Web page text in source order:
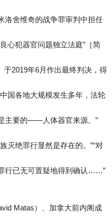
洛舍维奇的战争罪审判中担任
心犯器官问题独立法庭”［简
于2019年6月作出最终判决，得
国各地大规模发生多年，法轮
主要的——人体器官来源。”
绝罪行显然是存在的。”“对
行已无可置疑地得到确认……”
Matas）、加拿大前内阁成